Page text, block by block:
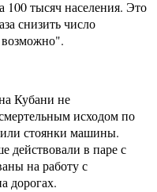
тысяч населения. Это
снизить число
Кубани не
исходом по
стоянки машины.
действовали в паре с
на работу с
дорогах.